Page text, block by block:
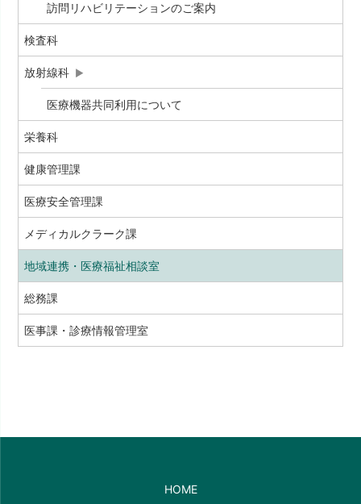
訪問リハビリテーションのご案内
検査科
放射線科
医療機器共同利用について
栄養科
健康管理課
医療安全管理課
メディカルクラーク課
地域連携・医療福祉相談室
総務課
医事課・診療情報管理室
HOME